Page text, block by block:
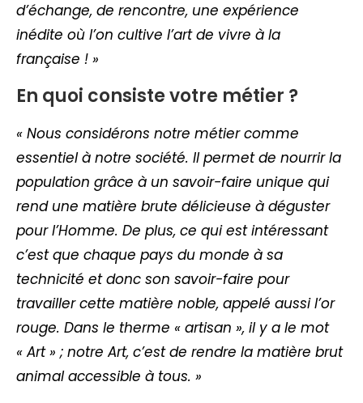
d’échange, de rencontre, une expérience
inédite où l’on cultive l’art de vivre à la
française ! »
En quoi consiste votre métier ?
« Nous considérons notre métier comme
essentiel à notre société. Il permet de nourrir la
population grâce à un savoir-faire unique qui
rend une matière brute délicieuse à déguster
pour l’Homme. De plus, ce qui est intéressant
c’est que chaque pays du monde à sa
technicité et donc son savoir-faire pour
travailler cette matière noble, appelé aussi l’or
rouge. Dans le therme « artisan », il y a le mot
« Art » ; notre Art, c’est de rendre la matière brut
animal accessible à tous. »